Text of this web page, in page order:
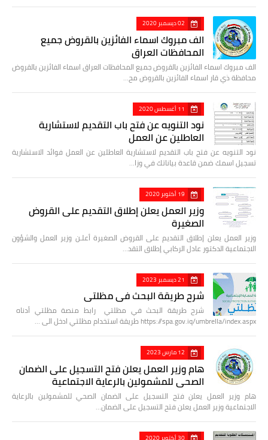
02 ديسمبر 2020
الف مبروك اسماء الفائزين بالقروض جميع
المحافظات العراق
الف مبروك اسماء الفائزين بالقروض جميع المحافظات العراق اسماء الفائزين بالقروض
محافظة ذي قار اسماء الفائزين بالقروض مح…
11 أغسطس 2020
نود التنويه عن فتح باب التقديم لاستشارية
العاطلين عن العمل
نود التنويه عن فتح باب التقديم لاستشارية العاطلين عن العمل فوائد الاستشارية
تسجيل اسمك ضمن قاعدة بياناتك في وزا…
19 أكتوبر 2020
وزير العمل يعلن إطلاق التقديم على القروض
الصغيرة
وزير العمل يعلن إطلاق التقديم على القروض الصغيرة أعلـن وزير العمل والشؤون
الاجتماعية الدكتور عادل الركابي إطلاق التقد…
21 ديسمبر 2023
شرح طريقة البحث في مظلتي
شرح طريقة البحث في مظلتي رابط منصة مظلتي أدناه
https://spa.gov.iq/umbrella/index.aspx طريقة استخدام مظلتي ادخل الى …
12 مارس 2023
هام وزير العمل يعلن فتح التسجيل على الضمان
الصحي للمشمولين بالرعاية الاجتماعية
هام وزير العمل يعلن فتح التسجيل على الضمان الصحي للمشمولين بالرعاية
الاجتماعية وزير العمل يعلن فتح التسجيل على الضمان…
30 أكتوبر 2020